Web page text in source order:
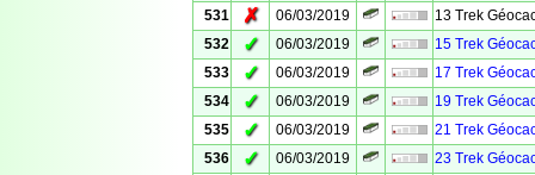
531
✗ 06/03/2019
13 Trek
532
✓ 06/03/2019
15 Trek
533
✓ 06/03/2019
17 Trek
534
✓ 06/03/2019
19 Trek
535
✓ 06/03/2019
21 Trek
536
✓ 06/03/2019
23 Trek